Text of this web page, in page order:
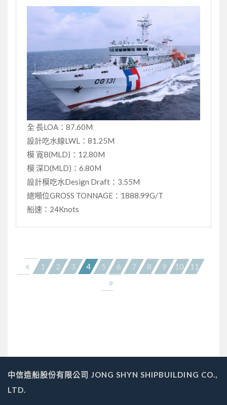
全 長LOA：87.60M
設計吃水線LWL：81.25M
模 寬B(MLD)：12.80M
模 深D(MLD)：6.80M
設計模吃水Design Draft：3.55M
總噸位GROSS TONNAGE：1888.99G/T
船速：24Knots
1 2 3 4 5 6 7 8 9 10 11
中信造船股份有限公司 JONG SHYN SHIPBUILDING CO.,
LTD.